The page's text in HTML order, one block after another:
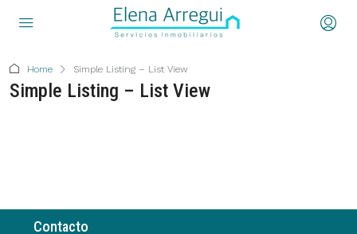
Home Simple Listing – List View
Simple Listing – List View
Contacto